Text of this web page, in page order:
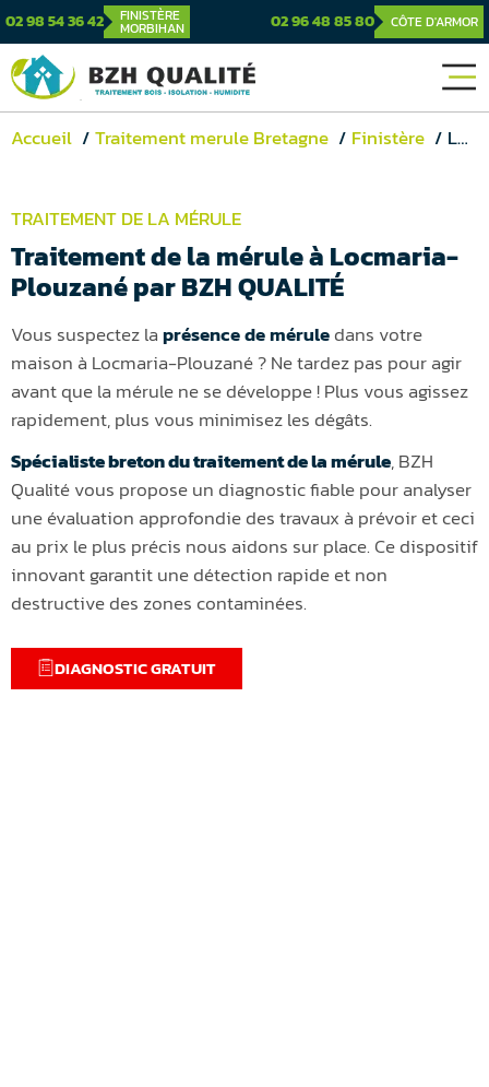
02 98 54 36 42 FINISTÈRE
MORBIHAN 02 96 48 85 80 CÔTE D'ARMOR
Accueil Traitement merule Bretagne Finistère Locmaria-Plouzané
TRAITEMENT DE LA MÉRULE
Traitement de la mérule à Locmaria-
Plouzané par BZH QUALITÉ
Vous suspectez laprésence de méruledans votre
maison à Locmaria-Plouzané ? Ne tardez pas pour agir
avant que la mérule ne se développe ! Plus vous agissez
rapidement, plus vous minimisez les dégâts.
Spécialiste breton du traitement de la mérule, BZH
Qualité vous propose un diagnostic fiable pour analyser
une évaluation approfondie des travaux à prévoir et ceci
au prix le plus précis nous aidons sur place. Ce dispositif
innovant garantit une détection rapide et non
destructive des zones contaminées.
DIAGNOSTIC GRATUIT